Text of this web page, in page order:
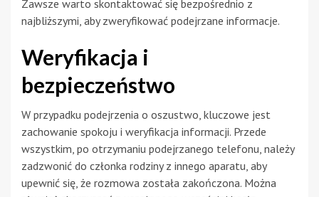
Zawsze warto skontaktować się bezpośrednio z
najbliższymi, aby zweryfikować podejrzane informacje.
Weryfikacja i
bezpieczeństwo
W przypadku podejrzenia o oszustwo, kluczowe jest
zachowanie spokoju i weryfikacja informacji. Przede
wszystkim, po otrzymaniu podejrzanego telefonu, należy
zadzwonić do członka rodziny z innego aparatu, aby
upewnić się, że rozmowa została zakończona. Można